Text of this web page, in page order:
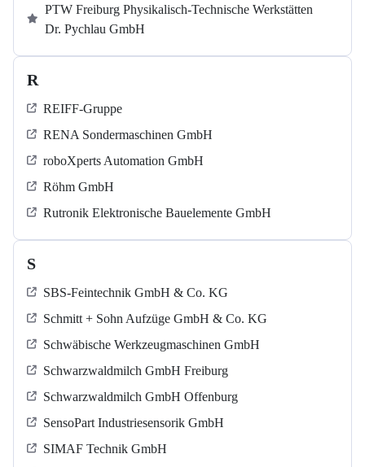
PTW Freiburg Physikalisch-Technische Werkstätten
Dr. Pychlau GmbH
R
REIFF-Gruppe
RENA Sondermaschinen GmbH
roboXperts Automation GmbH
Röhm GmbH
Rutronik Elektronische Bauelemente GmbH
S
SBS-Feintechnik GmbH & Co. KG
Schmitt + Sohn Aufzüge GmbH & Co. KG
Schwäbische Werkzeugmaschinen GmbH
Schwarzwaldmilch GmbH Freiburg
Schwarzwaldmilch GmbH Offenburg
SensoPart Industriesensorik GmbH
SIMAF Technik GmbH